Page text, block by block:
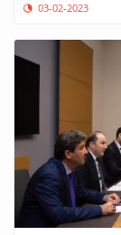
03-02-2023